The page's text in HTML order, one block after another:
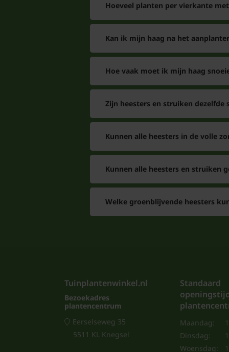
Hoeveel planten per vierkante
Kan ik mijn haag na het
Hoe vaak moet ik mijn haag
Zijn heesters en struiken dezelfde
Kunnen alle heesters in de volle
Kunnen alle heesters en struiken
Welke groenblijvende heesters
Tuinplantenwinkel.nl
Bezoekadres
plantencentrum
Eerselseweg 35
5511 KL Knegsel
Standaard
Maandag:
Dinsdag:
Woensdag: